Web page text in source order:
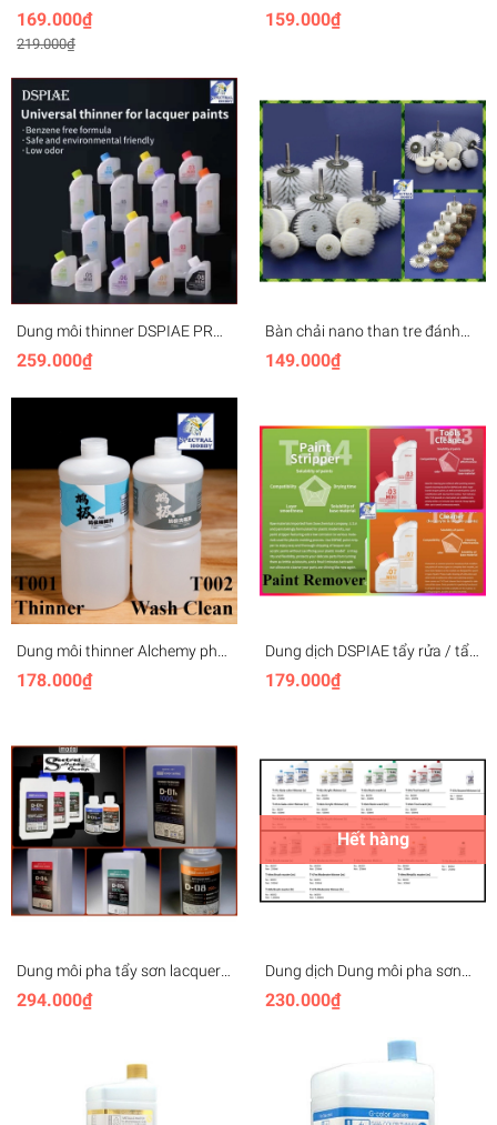
cụ / bút sơn SUNIN airbrush
cleaner wash thinner
169.000₫
219.000₫
Weathering Color Solvent cho
màu sơn phong hoá, xoá panel
159.000₫
Dung môi thinner DSPIAE PRO
pha sơn cao cấp lacquer paint
color Cleaner Vệ sinh Remover
tẩy sơn
259.000₫
Bàn chải nano than tre đánh
bóng, vệ sinh làm sạch bụi
6mm các loại brush head, nano
149.000₫
Dung môi thinner Alchemy pha
sơn mô hình T001 / Wash
Clean rửa bút sơn T002 500ml
178.000₫
Dung dịch DSPIAE tẩy rửa / tẩy
sơn T03 T04 T07 Tool Cleaner
Pen wash Remover paint
179.000₫
Dung môi pha tẩy sơn lacquer
1L các loại Thinner Cleaner
Wash Leveling Retarder MODO
294.000₫
Hết hàng
Dung dịch Dung môi pha sơn
Lacquer Acrylic thinner Gaia
Brush serires T01 T2T06
230.000₫